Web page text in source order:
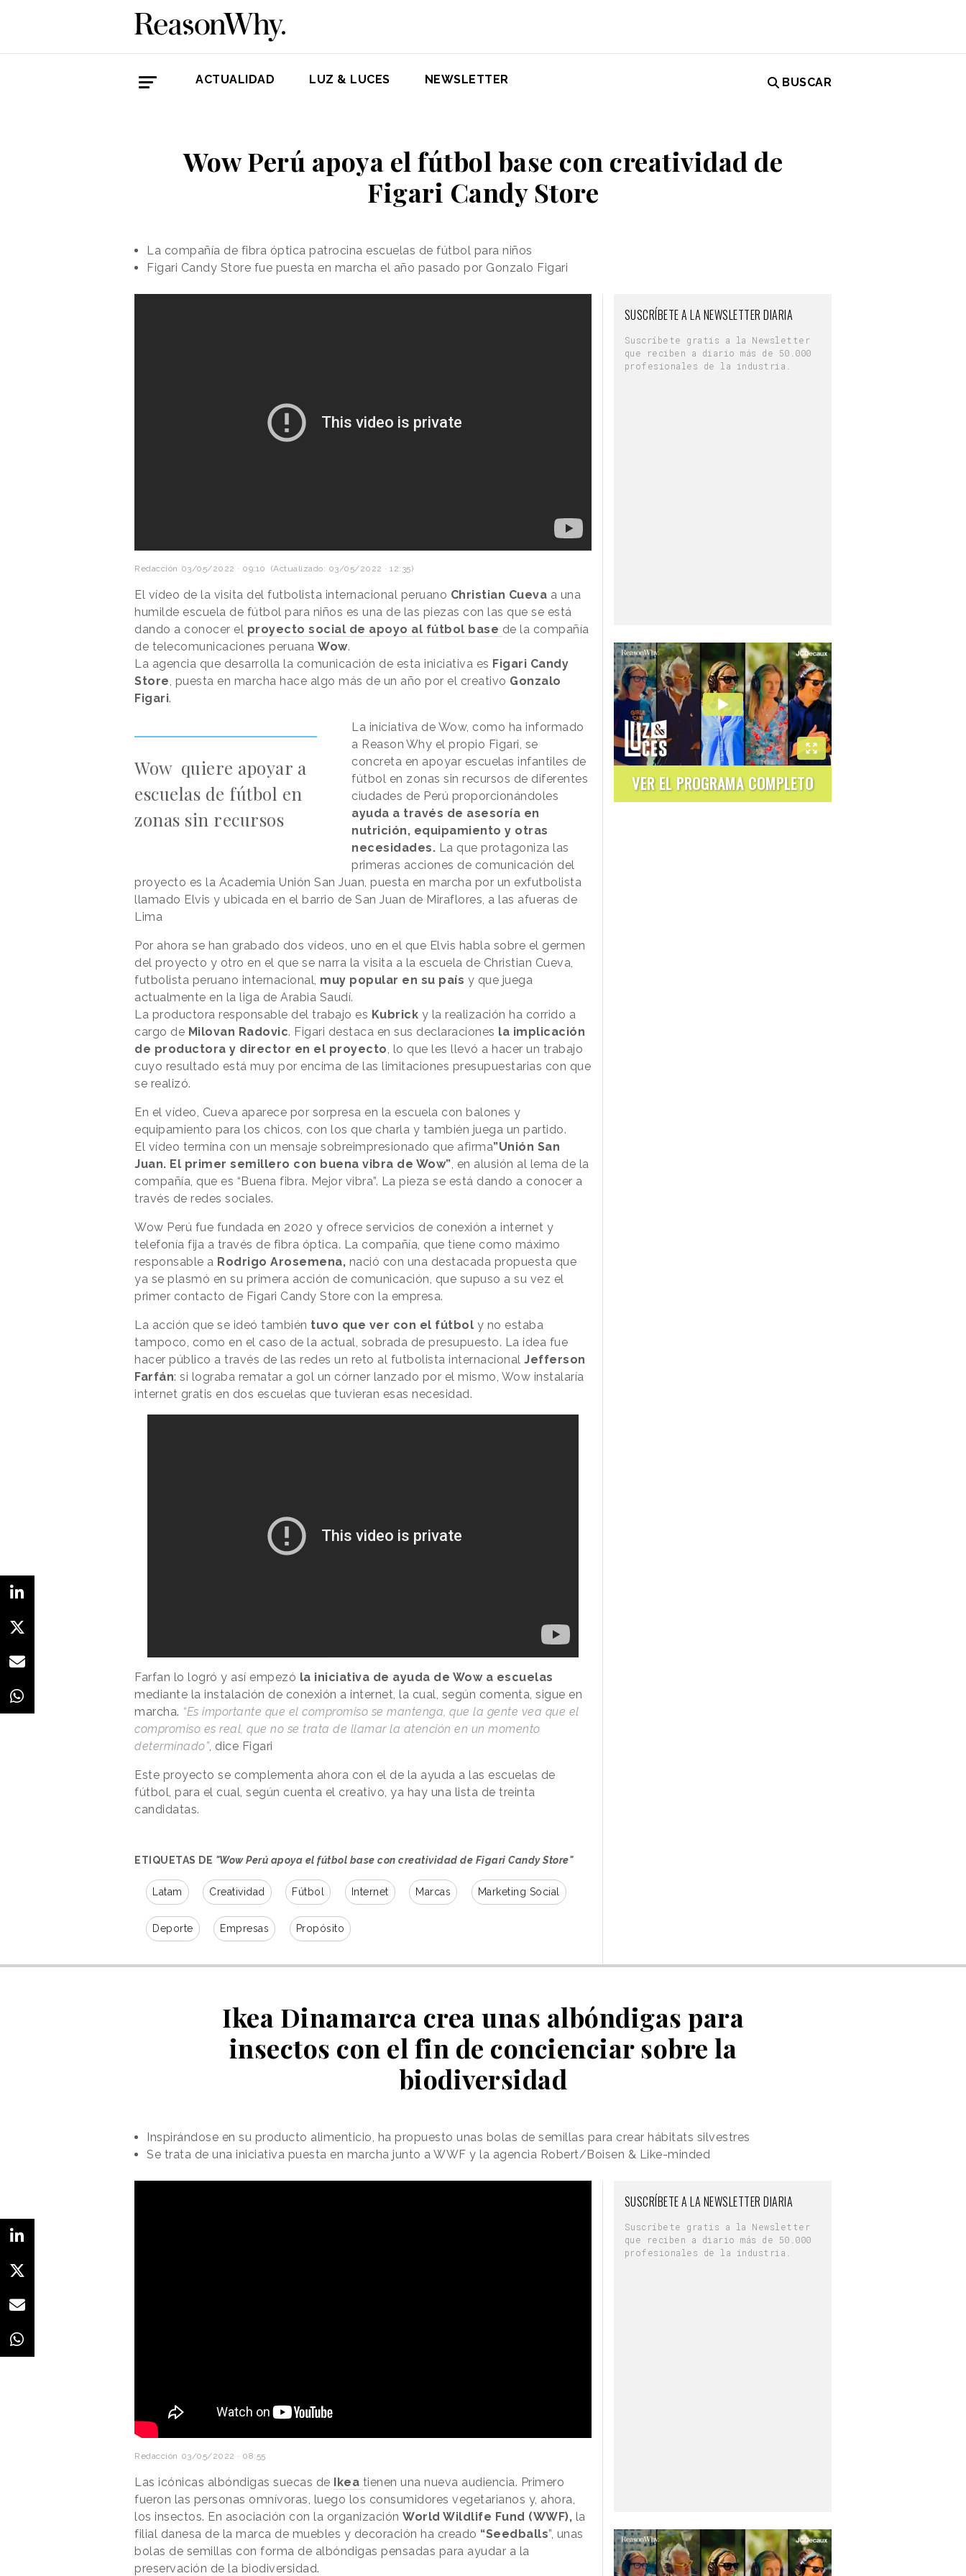
ACTUALIDAD LUZ & LUCES NEWSLETTER BUSCAR
Wow Perú apoya el fútbol base con creatividad de
Figari Candy Store
La compañía de fibra óptica patrocina escuelas de fútbol para niños
Figari Candy Store fue puesta en marcha el año pasado por Gonzalo Figari
Redacción 03/05/2022 · 09:10 (Actualizado: 03/05/2022 · 12:35)
El vídeo de la visita del futbolista internacional peruano Christian Cueva a una
humilde escuela de fútbol para niños es una de las piezas con las que se está
dando a conocer el proyecto social de apoyo al fútbol base de la compañía
de telecomunicaciones peruana Wow.
La agencia que desarrolla la comunicación de esta iniciativa es Figari Candy
Store, puesta en marcha hace algo más de un año por el creativo Gonzalo
Figari.
Wow quiere apoyar a
escuelas de fútbol en
zonas sin recursos
La iniciativa de Wow, como ha informado
a Reason Why el propio Figari, se
concreta en apoyar escuelas infantiles de
fútbol en zonas sin recursos de diferentes
ciudades de Perú proporcionándoles
ayuda a través de asesoría en
nutrición, equipamiento y otras
necesidades. La que protagoniza las
primeras acciones de comunicación del
proyecto es la Academia Unión San Juan, puesta en marcha por un exfutbolista
llamado Elvis y ubicada en el barrio de San Juan de Miraflores, a las afueras de
Lima
Por ahora se han grabado dos vídeos, uno en el que Elvis habla sobre el germen
del proyecto y otro en el que se narra la visita a la escuela de Christian Cueva,
futbolista peruano internacional, muy popular en su país y que juega
actualmente en la liga de Arabia Saudí.
La productora responsable del trabajo es Kubrick y la realización ha corrido a
cargo de Milovan Radovic. Figari destaca en sus declaraciones la implicación
de productora y director en el proyecto, lo que les llevó a hacer un trabajo
cuyo resultado está muy por encima de las limitaciones presupuestarias con que
se realizó.
En el vídeo, Cueva aparece por sorpresa en la escuela con balones y
equipamiento para los chicos, con los que charla y también juega un partido.
El vídeo termina con un mensaje sobreimpresionado que afirma”Unión San
Juan. El primer semillero con buena vibra de Wow”, en alusión al lema de la
compañía, que es “Buena fibra. Mejor vibra”. La pieza se está dando a conocer a
través de redes sociales.
Wow Perú fue fundada en 2020 y ofrece servicios de conexión a internet y
telefonía fija a través de fibra óptica. La compañía, que tiene como máximo
responsable a Rodrigo Arosemena, nació con una destacada propuesta que
ya se plasmó en su primera acción de comunicación, que supuso a su vez el
primer contacto de Figari Candy Store con la empresa.
La acción que se ideó también tuvo que ver con el fútbol y no estaba
tampoco, como en el caso de la actual, sobrada de presupuesto. La idea fue
hacer público a través de las redes un reto al futbolista internacional Jefferson
Farfán: si lograba rematar a gol un córner lanzado por el mismo, Wow instalaría
internet gratis en dos escuelas que tuvieran esas necesidad.
Farfan lo logró y así empezó la iniciativa de ayuda de Wow a escuelas
mediante la instalación de conexión a internet, la cual, según comenta, sigue en
marcha. “Es importante que el compromiso se mantenga, que la gente vea que el
compromiso es real, que no se trata de llamar la atención en un momento
determinado”, dice Figari
Este proyecto se complementa ahora con el de la ayuda a las escuelas de
fútbol, para el cual, según cuenta el creativo, ya hay una lista de treinta
candidatas.
ETIQUETAS DE "Wow Perú apoya el fútbol base con creatividad de Figari Candy Store"
Latam Creatividad Fútbol Internet Marcas Marketing Social
Deporte Empresas Propósito
SUSCRÍBETE A LA NEWSLETTER DIARIA
Suscríbete gratis a la Newsletter
que reciben a diario más de 50.000
profesionales de la industria.
VER EL PROGRAMA COMPLETO
Ikea Dinamarca crea unas albóndigas para
insectos con el fin de concienciar sobre la
biodiversidad
Inspirándose en su producto alimenticio, ha propuesto unas bolas de semillas para crear hábitats silvestres
Se trata de una iniciativa puesta en marcha junto a WWF y la agencia Robert/Boisen & Like-minded
Redacción 03/05/2022 · 08:55
Las icónicas albóndigas suecas de Ikea tienen una nueva audiencia. Primero
fueron las personas omnívoras, luego los consumidores vegetarianos y, ahora,
los insectos. En asociación con la organización World Wildlife Fund (WWF), la
filial danesa de la marca de muebles y decoración ha creado “Seedballs”, unas
bolas de semillas con forma de albóndigas pensadas para ayudar a la
preservación de la biodiversidad.
SUSCRÍBETE A LA NEWSLETTER DIARIA
Suscríbete gratis a la Newsletter
que reciben a diario más de 50.000
profesionales de la industria.